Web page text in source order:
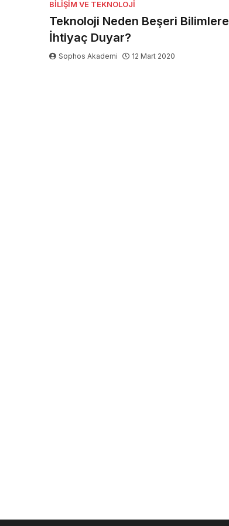
BILIŞIM VE TEKNOLOJI
Teknoloji Neden Beşeri Bilimlere
İhtiyaç Duyar?
Sophos Akademi 12 Mart 2020